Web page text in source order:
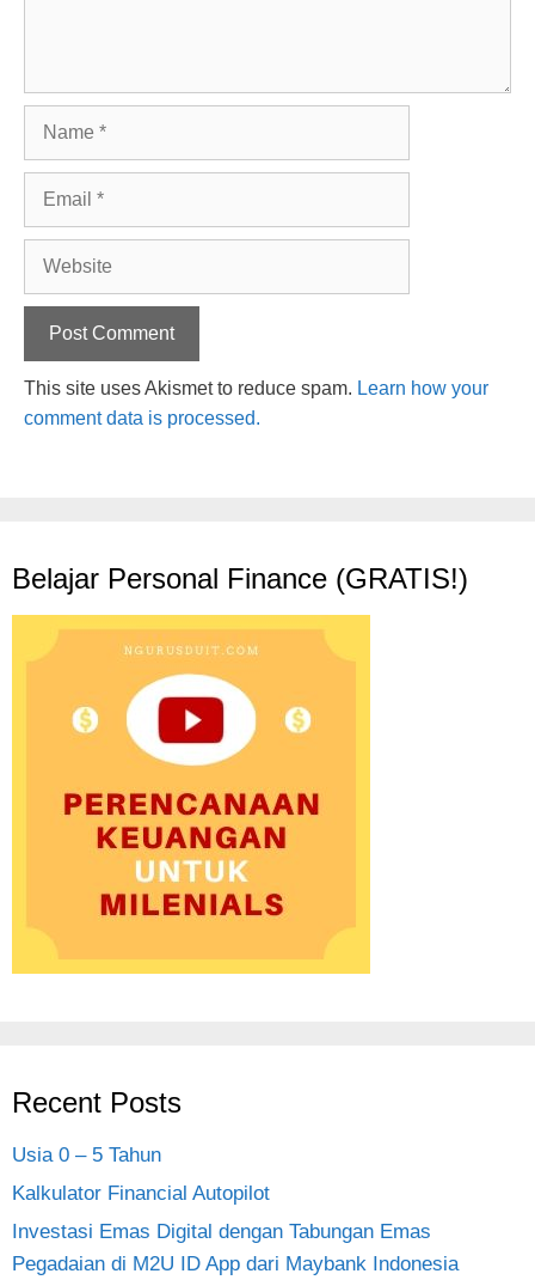
This site uses Akismet to reduce spam. Learn how your
comment data is processed.
Belajar Personal Finance (GRATIS!)
Recent Posts
Usia 0 – 5 Tahun
Kalkulator Financial Autopilot
Investasi Emas Digital dengan Tabungan Emas
Pegadaian di M2U ID App dari Maybank Indonesia